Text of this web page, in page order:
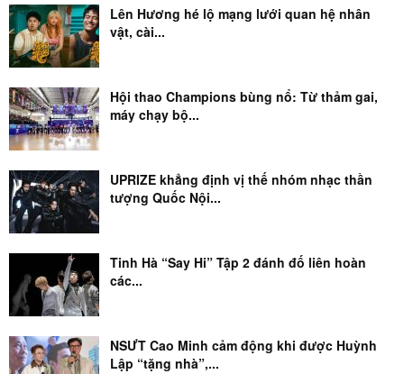
Lên Hương hé lộ mạng lưới quan hệ nhân
vật, cài...
Hội thao Champions bùng nổ: Từ thảm gai,
máy chạy bộ...
UPRIZE khẳng định vị thế nhóm nhạc thần
tượng Quốc Nội...
Tinh Hà “Say Hi” Tập 2 đánh đố liên hoàn
các...
NSƯT Cao Minh cảm động khi được Huỳnh
Lập “tặng nhà”,...